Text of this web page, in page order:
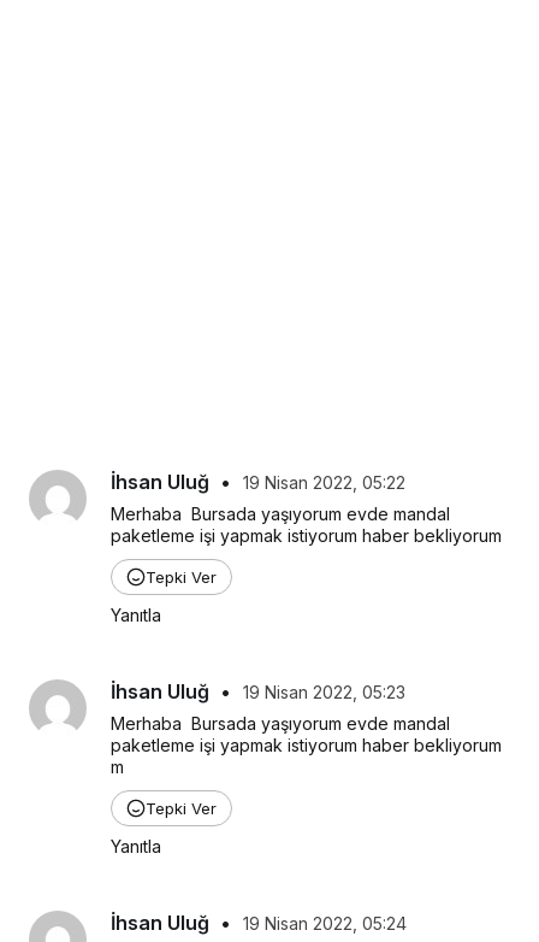
İhsan Uluğ •
19 Nisan 2022, 05:22
Merhaba  Bursada yaşıyorum evde mandal
paketleme işi yapmak istiyorum haber bekliyorum
Tepki Ver
Yanıtla
İhsan Uluğ •
19 Nisan 2022, 05:23
Merhaba  Bursada yaşıyorum evde mandal
paketleme işi yapmak istiyorum haber bekliyorum
m
Tepki Ver
Yanıtla
İhsan Uluğ •
19 Nisan 2022, 05:24